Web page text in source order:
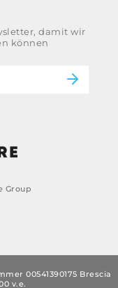
Group
der
damit wir
können
00541390175 Brescia
v.e.